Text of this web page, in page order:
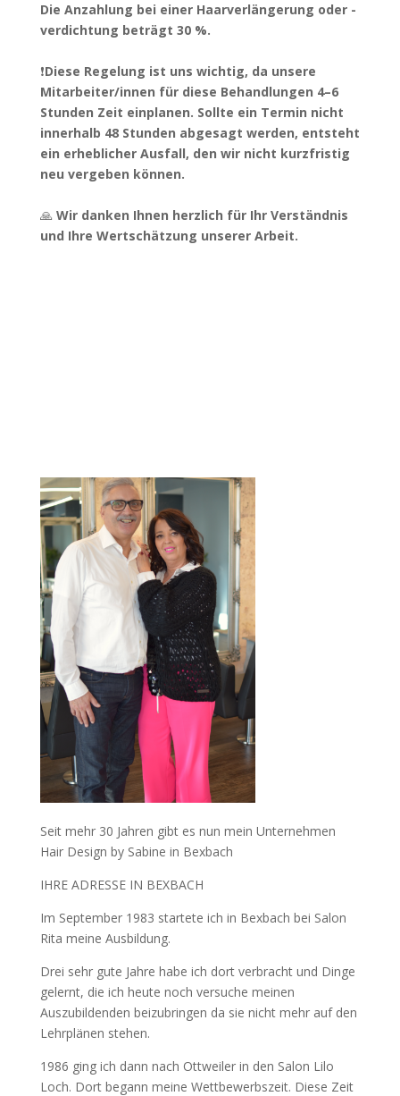
Die Anzahlung bei einer Haarverlängerung oder -
verdichtung beträgt 30 %.
❗️Diese Regelung ist uns wichtig, da unsere
Mitarbeiter/innen für diese Behandlungen 4–6
Stunden Zeit einplanen. Sollte ein Termin nicht
innerhalb 48 Stunden abgesagt werden, entsteht
ein erheblicher Ausfall, den wir nicht kurzfristig
neu vergeben können.
🙏 Wir danken Ihnen herzlich für Ihr Verständnis
und Ihre Wertschätzung unserer Arbeit.
Seit mehr 30 Jahren gibt es nun mein Unternehmen
Hair Design by Sabine in Bexbach
IHRE ADRESSE IN BEXBACH
Im September 1983 startete ich in Bexbach bei Salon
Rita meine Ausbildung.
Drei sehr gute Jahre habe ich dort verbracht und Dinge
gelernt, die ich heute noch versuche meinen
Auszubildenden beizubringen da sie nicht mehr auf den
Lehrplänen stehen.
1986 ging ich dann nach Ottweiler in den Salon Lilo
Loch. Dort begann meine Wettbewerbszeit. Diese Zeit